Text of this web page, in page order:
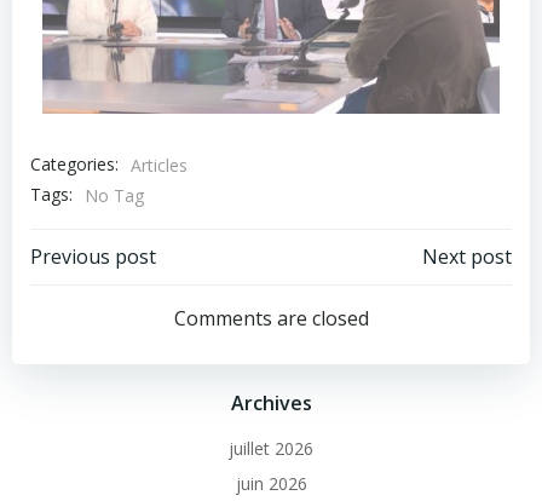
Categories: Articles
Tags:
No Tag
Previous post Next post
Comments are closed
Archives
juillet 2026
juin 2026